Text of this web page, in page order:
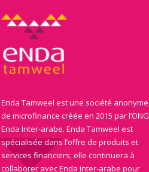
Enda Tamweel est une société anonyme
de microfinance créée en 2015 par l’ONG
Enda Inter-arabe. Enda Tamweel est
spécialisée dans l’offre de produits et
services financiers; elle continuera à
collaborer avec Enda inter-arabe pour